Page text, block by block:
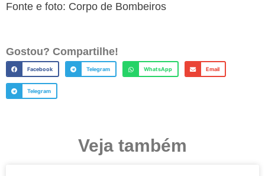
Fonte e foto: Corpo de Bombeiros
Gostou? Compartilhe!
Facebook Telegram WhatsApp Email
Telegram
Veja também